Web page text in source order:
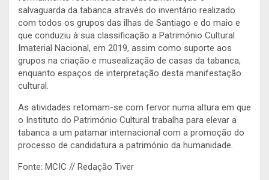
salvaguarda da tabanca através do inventário realizado
com todos os grupos das ilhas de Santiago e do maio e
que conduziu à sua classificação a Património Cultural
Imaterial Nacional, em 2019, assim como suporte aos
grupos na criação e musealização de casas da tabanca,
enquanto espaços de interpretação desta manifestação
cultural.
As atividades retomam-se com fervor numa altura em que
o Instituto do Património Cultural trabalha para elevar a
tabanca a um patamar internacional com a promoção do
processo de candidatura a património da humanidade.
Fonte: MCIC // Redação Tiver